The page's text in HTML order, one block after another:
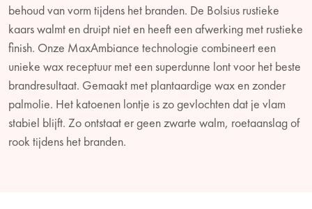
behoud van vorm tijdens het branden. De Bolsius rustieke
kaars walmt en druipt niet en heeft een afwerking met rustieke
finish. Onze MaxAmbiance technologie combineert een
unieke wax receptuur met een superdunne lont voor het beste
brandresultaat. Gemaakt met plantaardige wax en zonder
palmolie. Het katoenen lontje is zo gevlochten dat je vlam
stabiel blijft. Zo ontstaat er geen zwarte walm, roetaanslag of
rook tijdens het branden.